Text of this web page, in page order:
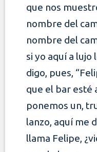
que nos
nombre del
nombre del
si yo aquí a lujo
digo, pues,
que el bar esté
ponemos un,
lanzo, aquí me
llama Felipe,